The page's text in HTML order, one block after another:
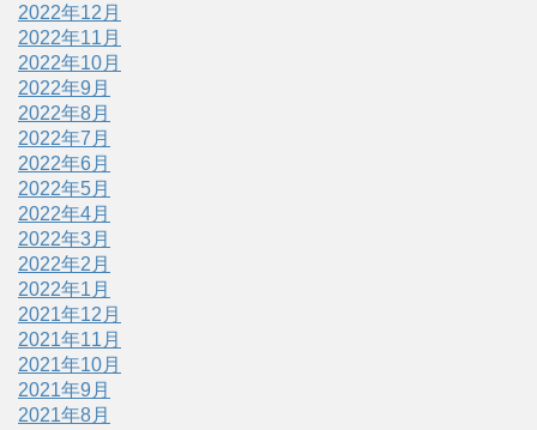
2022年12月
2022年11月
2022年10月
2022年9月
2022年8月
2022年7月
2022年6月
2022年5月
2022年4月
2022年3月
2022年2月
2022年1月
2021年12月
2021年11月
2021年10月
2021年9月
2021年8月